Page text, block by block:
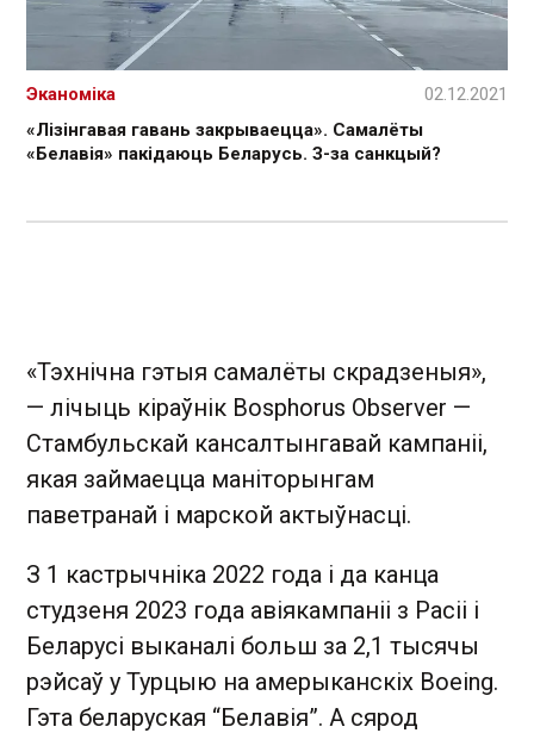
«Лізінгавая гавань закрываецца». Самалёты
«Белавія» пакідаюць Беларусь. З-за санкцый?
Эканоміка 02.12.2021
«Тэхнічна гэтыя самалёты скрадзеныя»,
— лічыць кіраўнік Bosphorus Observer —
Стамбульскай кансалтынгавай кампаніі,
якая займаецца маніторынгам
паветранай і марской актыўнасці.
З 1 кастрычніка 2022 года і да канца
студзеня 2023 года авіякампаніі з Расіі і
Беларусі выканалі больш за 2,1 тысячы
рэйсаў у Турцыю на амерыканскіх Boeing.
Гэта беларуская “Белавія”. А сярод